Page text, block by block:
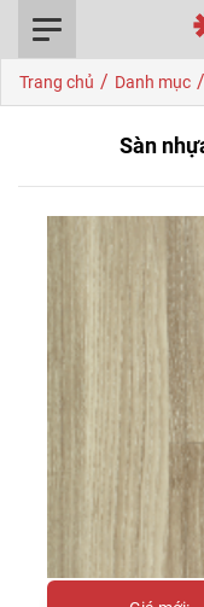
Trang chủ / Danh mục /
Sàn